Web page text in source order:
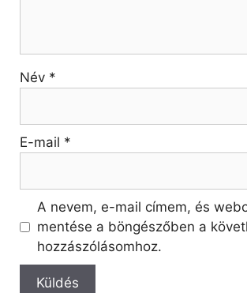
Név *
E-mail *
A nevem, e-mail címem, és
mentése a böngészőben a
hozzászólásomhoz.